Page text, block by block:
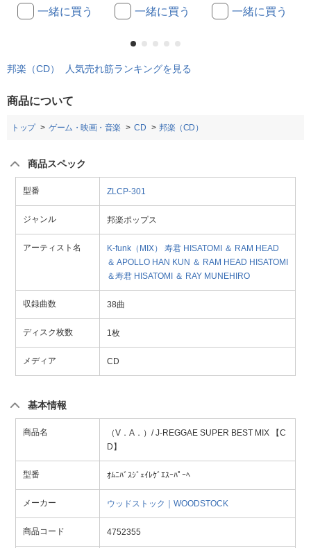
一緒に買う 一緒に買う 一緒に買う
邦楽（CD） 人気売れ筋ランキングを見る
商品について
トップ ゲーム・映画・音楽 CD 邦楽（CD）
商品スペック
型番 ZLCP-301
ジャンル 邦楽ポップス
アーティスト名 K-funk（MIX） 寿君 HISATOMI ＆ RAM HEAD
＆ APOLLO HAN KUN ＆ RAM HEAD HISATOMI
＆寿君 HISATOMI ＆ RAY MUNEHIRO
収録曲数 38曲
ディスク枚数 1枚
メディア CD
基本情報
商品名
（V．A．）/ J-REGGAE SUPER BEST MIX 【C
D】
型番 ｵﾑﾆﾊﾞｽｼﾞｪｲﾚｹﾞｴｽｰﾊﾟｰﾍ
メーカー ウッドストック｜WOODSTOCK
商品コード 4752355